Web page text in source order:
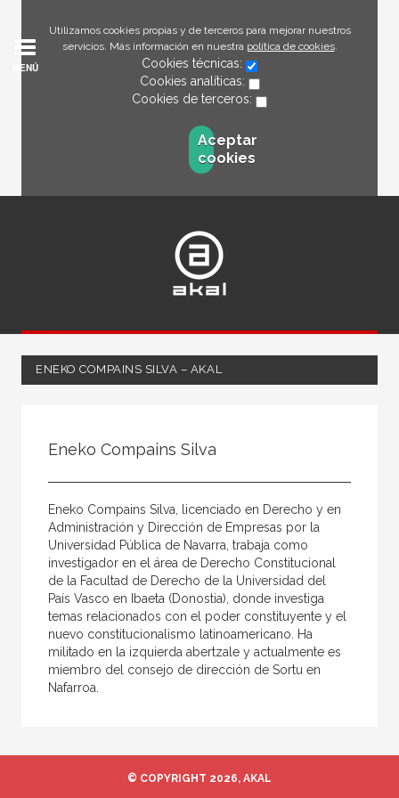
Utilizamos cookies propias y de terceros para mejorar nuestros
servicios. Más información en nuestra política de cookies.
Cookies técnicas:
Cookies analíticas:
Cookies de terceros:
Aceptar
cookies
MENÚ
ENEKO COMPAINS SILVA – AKAL
Coordinador
Editor
Editora
Escritor
Escritora
Ilustrador
Eneko Compains Silva
Eneko Compains Silva, licenciado en Derecho y en
Administración y Dirección de Empresas por la
Universidad Pública de Navarra, trabaja como
investigador en el área de Derecho Constitucional
de la Facultad de Derecho de la Universidad del
País Vasco en Ibaeta (Donostia), donde investiga
temas relacionados con el poder constituyente y el
nuevo constitucionalismo latinoamericano. Ha
militado en la izquierda abertzale y actualmente es
miembro del consejo de dirección de Sortu en
Nafarroa.
© COPYRIGHT 2026, AKAL